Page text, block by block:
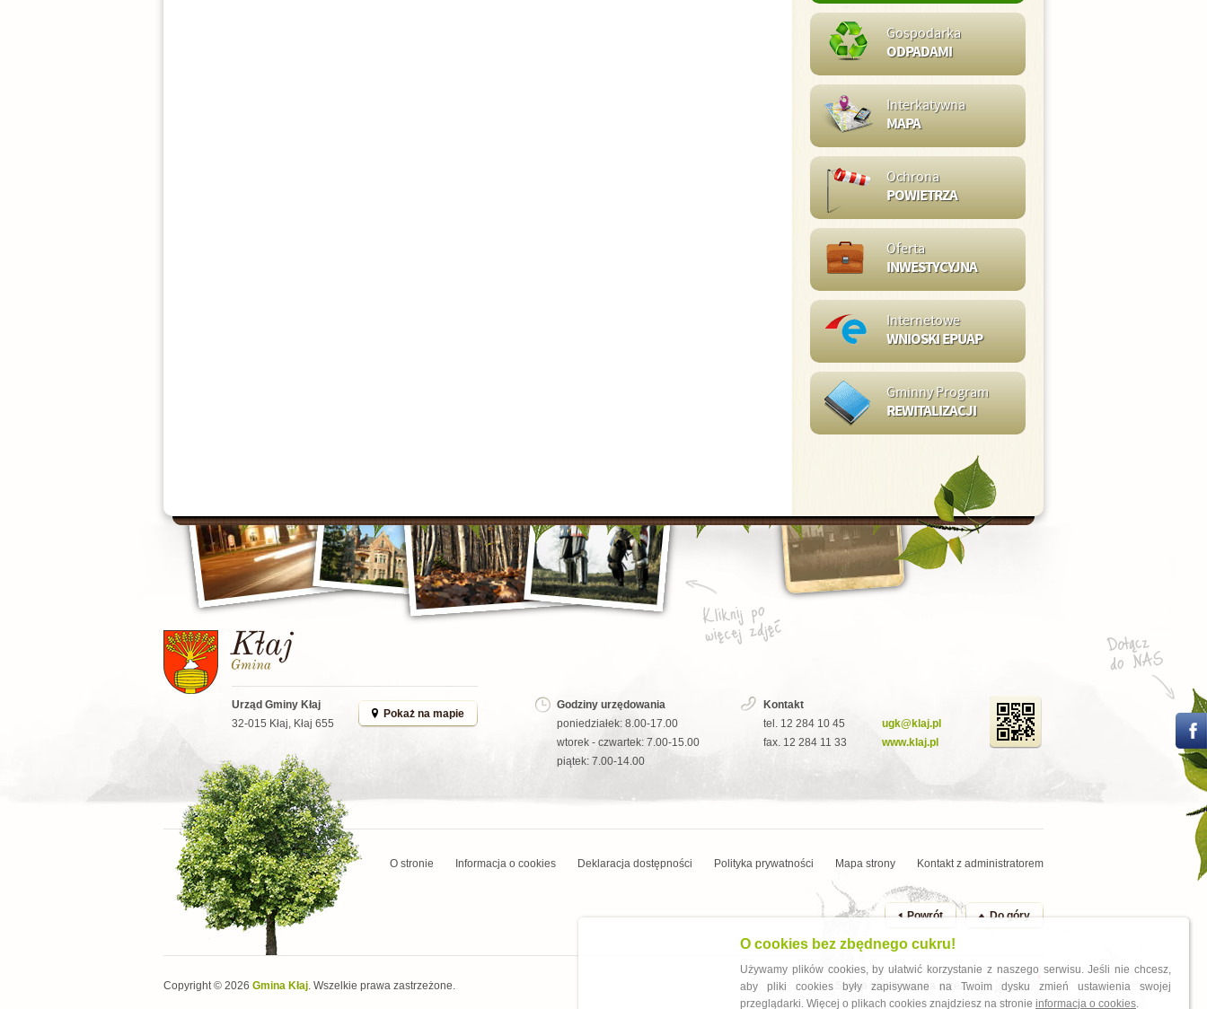
O cookies bez zbędnego cukru!
Używamy plików cookies, by ułatwić korzystanie z naszego serwisu. Jeśli nie chcesz,
aby pliki cookies były zapisywane na Twoim dysku zmień ustawienia swojej
przeglądarki. Więcej o plikach cookies znajdziesz na stronie informacja o cookies.
Gospodarka
ODPADAMI
Interkatywna
MAPA
Ochrona
POWIETRZA
Oferta
INWESTYCYJNA
Internetowe
WNIOSKI EPUAP
Gminny Program
REWITALIZACJI
Pokaż na mapie
Urząd Gminy Kłaj
32-015 Kłaj, Kłaj 655
Godziny urzędowania
poniedziałek: 8.00-17.00
wtorek - czwartek: 7.00-15.00
piątek: 7.00-14.00
Kontakt
tel. 12 284 10 45
fax. 12 284 11 33
ugk@klaj.pl
www.klaj.pl
O stronie Informacja o cookies Deklaracja dostępności Polityka prywatności Mapa strony Kontakt z administratorem
Do góry
Powrót
Copyright © 2026 Gmina Kłaj. Wszelkie prawa zastrzeżone. Strona zrealizowana przez